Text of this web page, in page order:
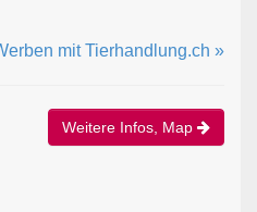
mit Tierhandlung.ch »
Weitere Infos, Map